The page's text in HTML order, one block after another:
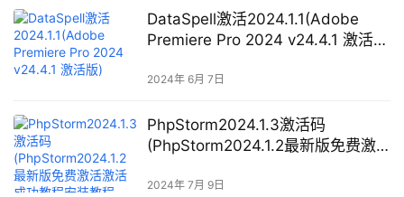
DataSpell激活2024.1.1(Adobe
Premiere Pro 2024 v24.4.1 激活
2024年 6月 7日
PhpStorm2024.1.3激活码
(PhpStorm2024.1.2最新版免费激
码）-永久有效，持续更新)
2024年 7月 9日